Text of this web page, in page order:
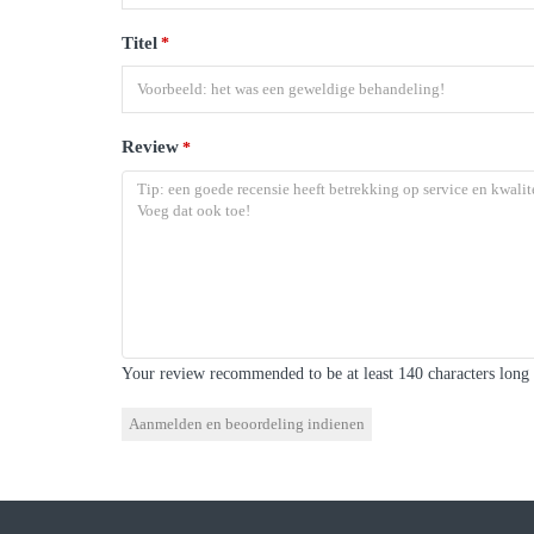
Titel *
Review *
Your review recommended to be at least 140 characters long